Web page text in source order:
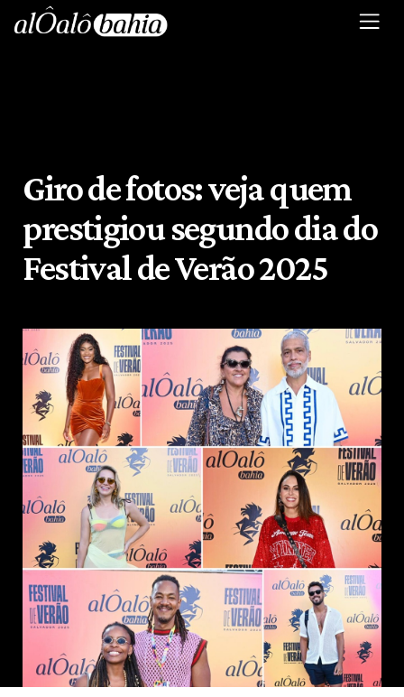
Giro de fotos: veja quem
prestigiou segundo dia do
Festival de Verão 2025